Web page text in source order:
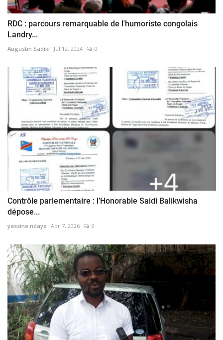
RDC : parcours remarquable de l'humoriste congolais
Landry...
Augustin Sadiki Jul 12, 2024 0
Contrôle parlementaire : l’Honorable Saidi Balikwisha
dépose...
yassine ndaye Apr 7, 2026 0